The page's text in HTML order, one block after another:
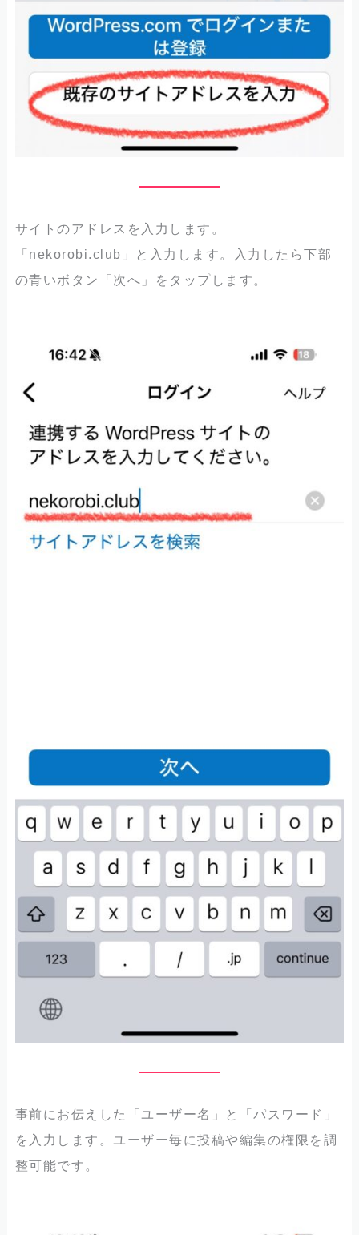
サイトのアドレスを入力します。
「nekorobi.club」と入力します。入力したら下部
の青いボタン「次へ」をタップします。
事前にお伝えした「ユーザー名」と「パスワード」
を入力します。ユーザー毎に投稿や編集の権限を調
整可能です。